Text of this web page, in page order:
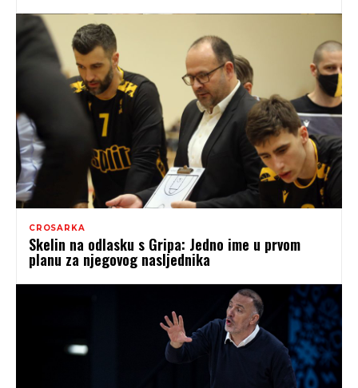
CROSARKA
Skelin na odlasku s Gripa: Jedno ime u prvom
planu za njegovog nasljednika